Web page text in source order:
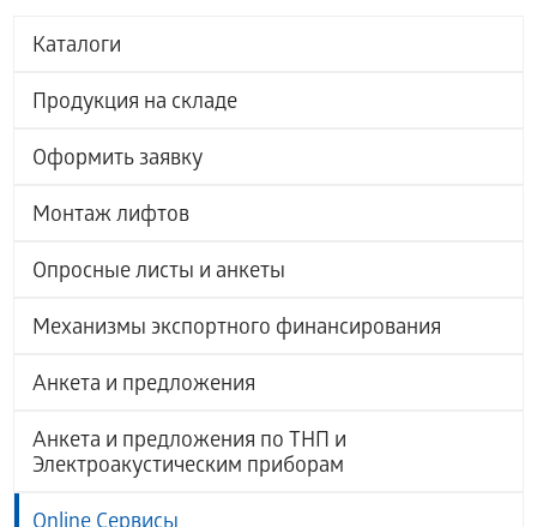
Каталоги
Продукция на складе
Оформить заявку
Монтаж лифтов
Опросные листы и анкеты
Механизмы экспортного финансирования
Анкета и предложения
Анкета и предложения по ТНП и
Электроакустическим приборам